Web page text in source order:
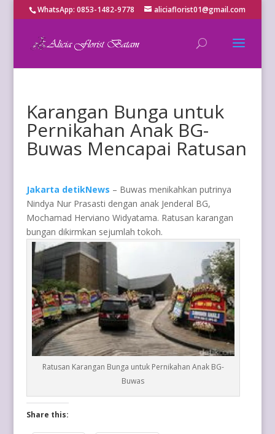
WhatsApp: 0853-1482-9778 aliciaflorist01@gmail.com
Karangan Bunga untuk
Pernikahan Anak BG-
Buwas Mencapai Ratusan
Jakarta detikNews – Buwas menikahkan putrinya
Nindya Nur Prasasti dengan anak Jenderal BG,
Mochamad Herviano Widyatama. Ratusan karangan
bungan dikirmkan sejumlah tokoh.
Ratusan Karangan Bunga untuk Pernikahan Anak BG-
Buwas
Share this: